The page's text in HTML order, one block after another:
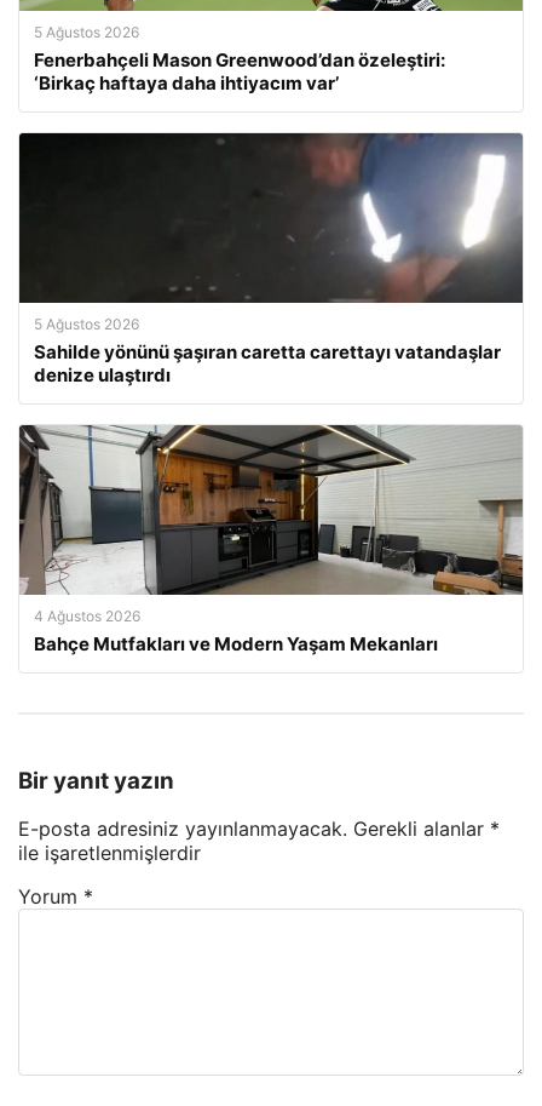
5 Ağustos 2026
Fenerbahçeli Mason Greenwood’dan özeleştiri:
‘Birkaç haftaya daha ihtiyacım var’
5 Ağustos 2026
Sahilde yönünü şaşıran caretta carettayı vatandaşlar
denize ulaştırdı
4 Ağustos 2026
Bahçe Mutfakları ve Modern Yaşam Mekanları
Bir yanıt yazın
E-posta adresiniz yayınlanmayacak. Gerekli alanlar *
ile işaretlenmişlerdir
Yorum *